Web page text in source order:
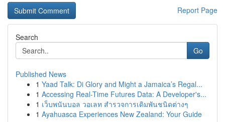
Report Page
Search
Go
Published News
1 Yaad Talk: Di Glory and Might a Jamaica’s Regal...
1 Accessing Real-Time Futures Data: A Developer's...
1 เว็บพนันบอล วอเลท สำรวจการเดิมพันชนิดต่างๆ
1 Ayahuasca Experiences New Zealand: Your Guide